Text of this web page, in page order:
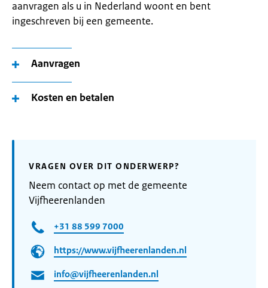
aanvragen als u in Nederland woont en bent
ingeschreven bij een gemeente.
Aanvragen
Kosten en betalen
VRAGEN OVER DIT ONDERWERP?
Neem contact op met de gemeente
Vijfheerenlanden
+31 88 599 7000
https://www.vijfheerenlanden.nl
info@vijfheerenlanden.nl